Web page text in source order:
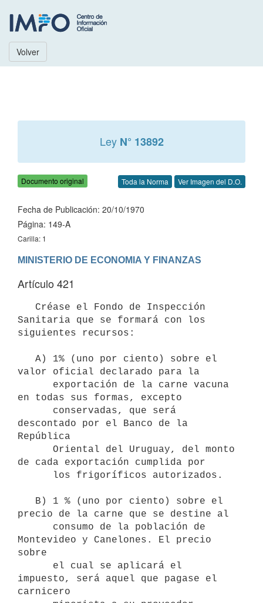
Volver
Ley N° 13892
Documento original Toda la Norma Ver Imagen del D.O.
Fecha de Publicación: 20/10/1970
Página: 149-A
Carilla: 1
MINISTERIO DE ECONOMIA Y FINANZAS
Artículo 421
Sanitaria que se formará con los
siguientes recursos:
valor oficial declarado para la
en todas sus formas, excepto
descontado por el Banco de la
República
de cada exportación cumplida por
precio de la carne que se destine al
Montevideo y Canelones. El precio
sobre
impuesto, será aquel que pagase el
carnicero